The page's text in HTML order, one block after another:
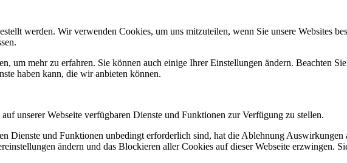
werden. Wir verwenden Cookies, um uns mitzuteilen, wenn Sie unsere Websites
um mehr zu erfahren. Sie können auch einige Ihrer Einstellungen ändern. Beachten
haben kann, die wir anbieten können.
unserer Webseite verfügbaren Dienste und Funktionen zur Verfügung zu stellen.
Dienste und Funktionen unbedingt erforderlich sind, hat die Ablehnung
ändern und das Blockieren aller Cookies auf dieser Webseite erzwingen.